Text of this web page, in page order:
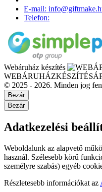
E-mail:
Telefon:
Webáruház készítés
© 2025 - 2026. Minden jog
Bezár
Bezár
Adatkezelési
Weboldalunk az alapvető
használ. Szélesebb körű
személyre szabás) egyéb
Részletesebb információkat az